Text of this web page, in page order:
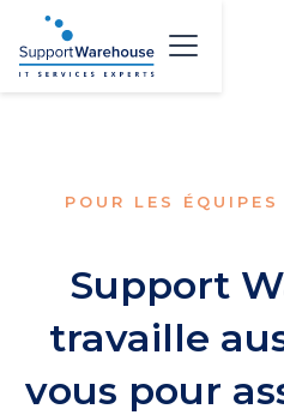
POUR LES
Support
travaille
vous pour